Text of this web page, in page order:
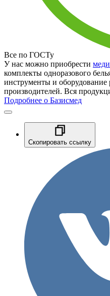
Все по ГОСТу
У нас можно приобрести
комплекты одноразового
инструменты и
производителей. Вся
Подробнее о Базисмед
Скопировать ссылку